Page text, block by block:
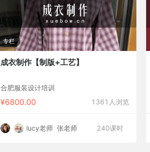
专栏
成衣制作【制版+工艺】
合肥服装设计培训
¥6800.00 1361人浏览
240课时
lucy老师 张老师